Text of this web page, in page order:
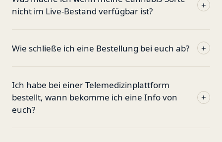
nicht im Live-Bestand verfügbar ist?
+
Wie schließe ich eine Bestellung bei euch ab? +
Ich habe bei einer Telemedizinplattform
bestellt, wann bekomme ich eine Info von
euch?
+